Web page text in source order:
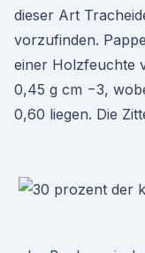
dieser Art
vorzufinden.
einer Holzfeuchte
0,45 g cm −3,
0,60 liegen. Die